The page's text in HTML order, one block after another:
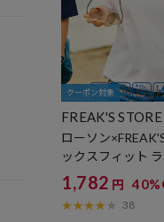
クーポン対象
FREAK'S STORE
ローソン
ックスフィット
クルーネックTシ
1,782 円
38